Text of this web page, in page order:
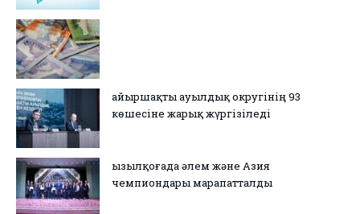
Қайыршақты ауылдық округінің 93
көшесіне жарық жүргізіледі
Қызылқоғада әлем және Азия
чемпиондары марапатталды